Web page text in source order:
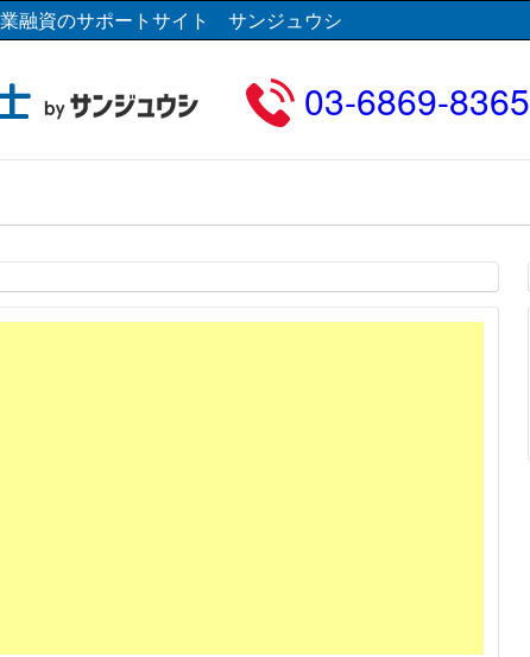
融資のサポートサイト サンジュウシ
03-6869-8365